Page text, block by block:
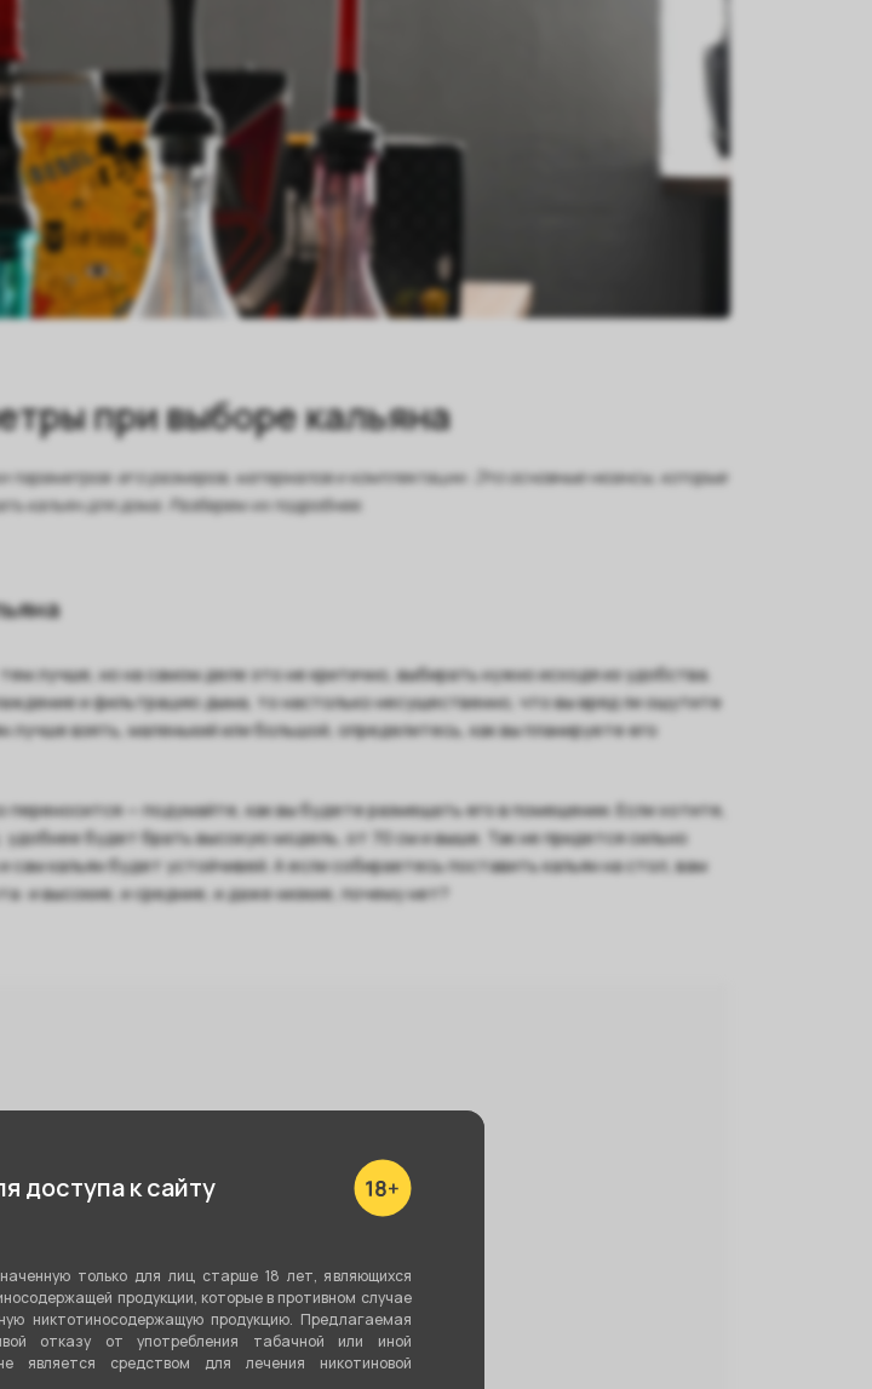
доступа к сайту
только для лиц старше 18 лет, являющихся
продукции, которые в противном случае
никтотиносодержащую продукцию. Предлагаемая
отказу от употребления табачной или иной
является средством для лечения никотиновой
при выборе кальяна
параметров: его размеров, материалов и комплектации. Это основные нюансы, которые
кальян для дома. Разберем их подробнее.
лучше, но на самом деле это не критично, выбирать нужно исходя из удобства.
и фильтрацию дыма, то настолько несущественно, что вы вряд ли ощутите
лучше взять, маленький или большой, определитесь, как вы планируете его
переносится — подумайте, как вы будете размещать его в помещении. Если хотите,
удобнее будет брать высокую модель, от 70 см и выше. Так не придется сильно
сам кальян будет устойчивей. А если собираетесь поставить кальян на стол, вам
и высокие, и средние, и даже низкие, почему нет?